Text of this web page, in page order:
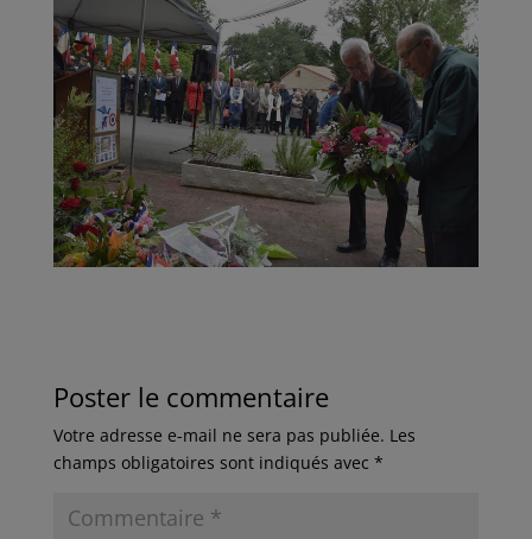
Poster le commentaire
Votre adresse e-mail ne sera pas publiée. Les
champs obligatoires sont indiqués avec *